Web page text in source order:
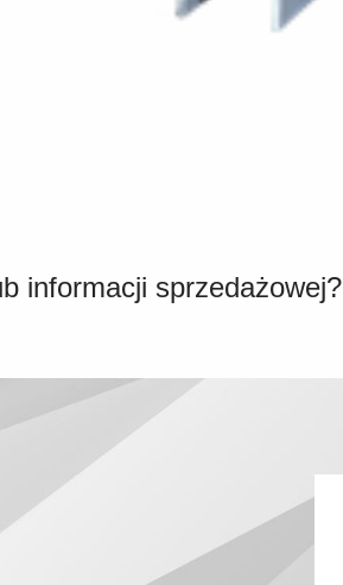
informacji sprzedażowej?